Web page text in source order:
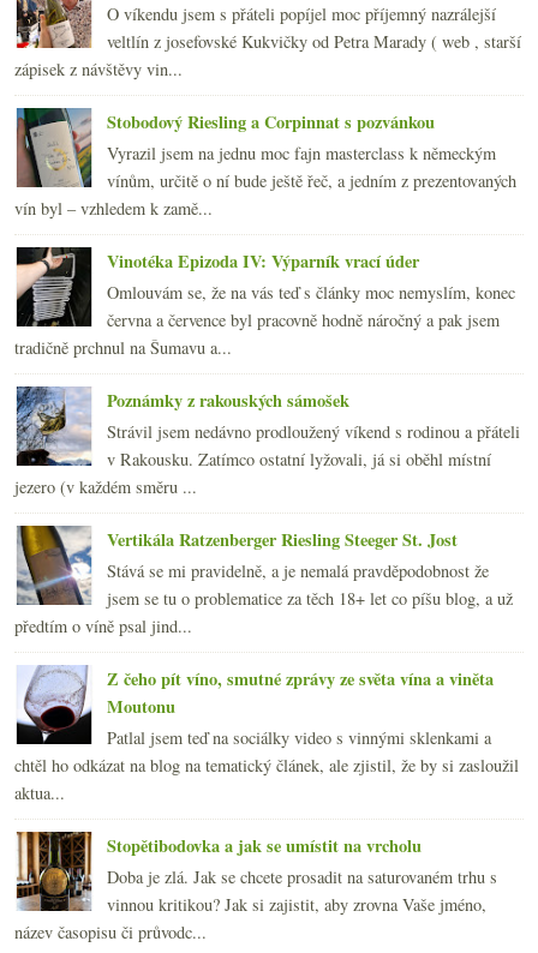
O víkendu jsem s přáteli popíjel moc příjemný nazrálejší
veltlín z josefovské Kukvičky od Petra Marady ( web , starší
zápisek z návštěvy vin...
Stobodový Riesling a Corpinnat s pozvánkou
Vyrazil jsem na jednu moc fajn masterclass k německým
vínům, určitě o ní bude ještě řeč, a jedním z prezentovaných
vín byl – vzhledem k zamě...
Vinotéka Epizoda IV: Výparník vrací úder
Omlouvám se, že na vás teď s články moc nemyslím, konec
června a července byl pracovně hodně náročný a pak jsem
tradičně prchnul na Šumavu a...
Poznámky z rakouských sámošek
Strávil jsem nedávno prodloužený víkend s rodinou a přáteli
v Rakousku. Zatímco ostatní lyžovali, já si oběhl místní
jezero (v každém směru ...
Vertikála Ratzenberger Riesling Steeger St. Jost
Stává se mi pravidelně, a je nemalá pravděpodobnost že
jsem se tu o problematice za těch 18+ let co píšu blog, a už
předtím o víně psal jind...
Z čeho pít víno, smutné zprávy ze světa vína a viněta
Moutonu
Patlal jsem teď na sociálky video s vinnými sklenkami a
chtěl ho odkázat na blog na tematický článek, ale zjistil, že by si zasloužil
aktua...
Stopětibodovka a jak se umístit na vrcholu
Doba je zlá. Jak se chcete prosadit na saturovaném trhu s
vinnou kritikou? Jak si zajistit, aby zrovna Vaše jméno,
název časopisu či průvodc...